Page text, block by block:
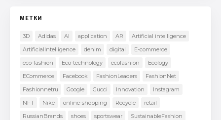
МЕТКИ
3D Adidas AI application AR
Artificial intelligence
ArtificialIntelligence
denim digital
E-commerce
eco-fashion
Eco-technology ecofashion
Ecology
ECommerce
Facebook FashionLeaders
FashionNet
Fashionnetru
Google Gucci Innovation
Instagram
NFT
Nike online-shopping Recycle
retail
RussianBrands
shoes sportswear
SustainableFashion